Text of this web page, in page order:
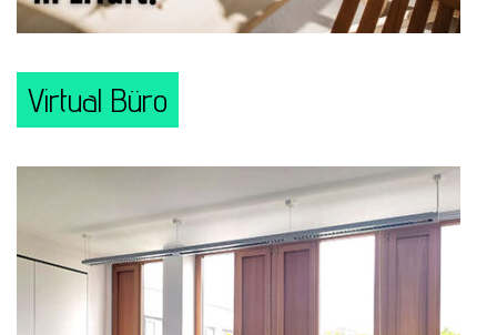
Virtual Büro